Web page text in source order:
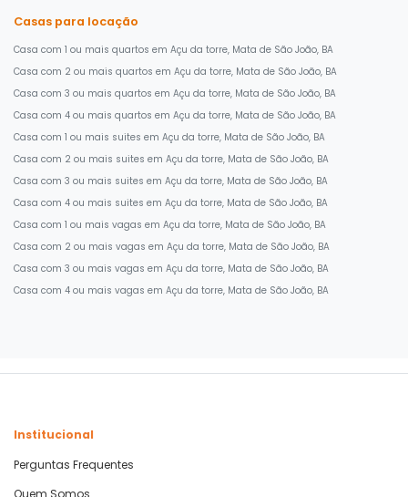
Casas para locação
Casa com 1 ou mais quartos em Açu da torre, Mata de São João, BA
Casa com 2 ou mais quartos em Açu da torre, Mata de São João, BA
Casa com 3 ou mais quartos em Açu da torre, Mata de São João, BA
Casa com 4 ou mais quartos em Açu da torre, Mata de São João, BA
Casa com 1 ou mais suites em Açu da torre, Mata de São João, BA
Casa com 2 ou mais suites em Açu da torre, Mata de São João, BA
Casa com 3 ou mais suites em Açu da torre, Mata de São João, BA
Casa com 4 ou mais suites em Açu da torre, Mata de São João, BA
Casa com 1 ou mais vagas em Açu da torre, Mata de São João, BA
Casa com 2 ou mais vagas em Açu da torre, Mata de São João, BA
Casa com 3 ou mais vagas em Açu da torre, Mata de São João, BA
Casa com 4 ou mais vagas em Açu da torre, Mata de São João, BA
Institucional
Perguntas Frequentes
Quem Somos